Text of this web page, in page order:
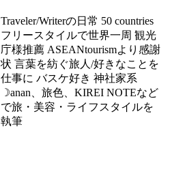
Traveler/Writerの日常 50 countries
フリースタイルで世界一周 観光
庁様推薦 ASEANtourismより感謝
状 言葉を紡ぐ旅人/好きなことを
仕事に バスケ好き 神社家系
☽anan、旅色、KIREI NOTEなど
で旅・美容・ライフスタイルを
執筆